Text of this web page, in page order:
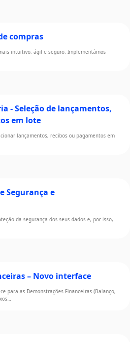
compras
intuitivo, ágil e seguro. Implementámos
- Seleção de lançamentos,
em lote
lançamentos, recibos ou pagamentos em
Segurança e
da segurança dos seus dados e, por isso,
– Novo interface
para as Demonstrações Financeiras (Balanço,